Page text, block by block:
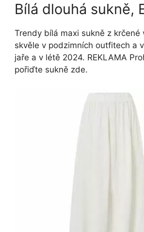
Bílá dlouhá sukně,
Trendy bílá maxi sukně z krčené
skvěle v podzimních outfitech a
jaře a v létě 2024. REKLAMA
pořiďte sukně zde.